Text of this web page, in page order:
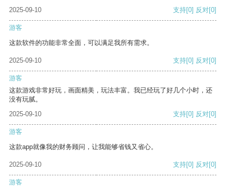
2025-09-10 支持[0] 反对[0]
游客
这款软件的功能非常全面，可以满足我所有需求。
2025-09-10 支持[0] 反对[0]
游客
这款游戏非常好玩，画面精美，玩法丰富。我已经玩了好几个小时，还
没有玩腻。
2025-09-10
支持[0] 反对[0]
游客
这款app就像我的财务顾问，让我能够省钱又省心。
2025-09-10 支持[0] 反对[0]
游客